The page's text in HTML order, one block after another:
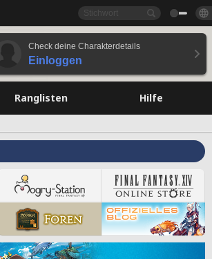
Check deine Charakterdetails
Einloggen
Ranglisten Hilfe